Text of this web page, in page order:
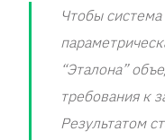
Чтобы
“Эталона”
требования к
Результатом